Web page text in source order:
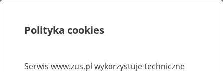
Polityka cookies
Serwis www.zus.pl wykorzystuje techniczne